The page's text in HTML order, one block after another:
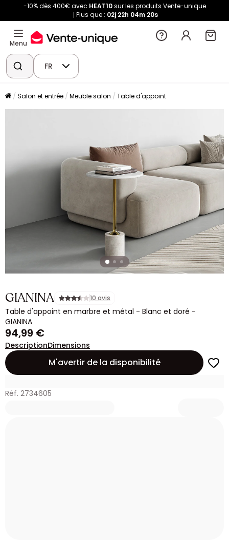
-10% dès 400€ avec HEAT10sur les produits Vente-unique
Plus que : 02j 22h 04m 20s
Menu
FR
Salon et entrée Meuble salon Table d'appoint
GIANINA 10 avis
Table d'appoint en marbre et métal - Blanc et doré -
GIANINA
94,99 €
DescriptionDimensions
M'avertir de la disponibilité
Réf. 2734605